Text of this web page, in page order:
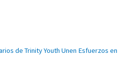
de Trinity Youth Unen Esfuerzos en